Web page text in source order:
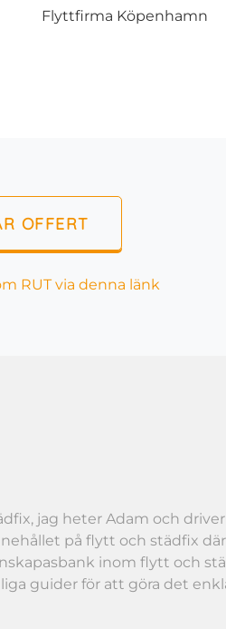
Flyttfirma Köpenhamn
OFFERT
RUT via denna länk
jag heter Adam och
på flytt och städfix
inom flytt och
guider för att göra det